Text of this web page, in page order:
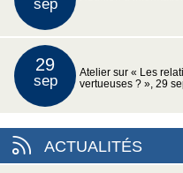
sep
29
sep
Atelier sur « Les
vertueuses ? », 29
ACTUALITÉS